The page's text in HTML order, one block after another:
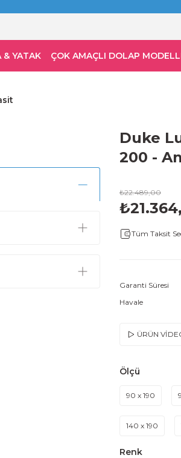
& YATAK ÇOK AMAÇLI DOLAP
Duke
200 -
₺22.489,00
Tüm Taksit
Garanti Süresi
Havale
ÜRÜN
Ölçü
90 x 190
140 x 190
Renk